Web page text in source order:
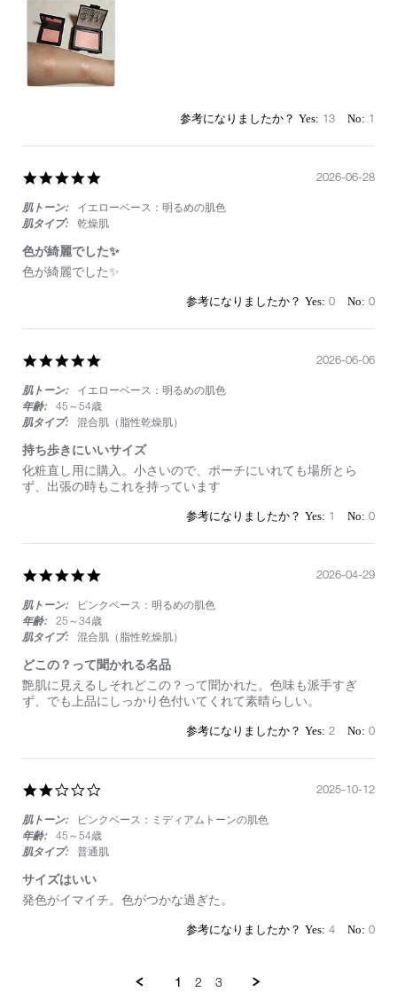
13 1
rating
肌トーン:
イエローベース：明るめの肌色
肌タイプ:
乾燥肌
色が綺麗でした✨
Review
Jun
review
綺
で
た
✨
色が綺麗でした✨
2026-06-28
0 0
rating
肌トーン:
イエローベース：明るめの肌色
年齢:
45～54歳
肌タイプ:
混合肌（脂性乾燥肌）
持ち歩きにいいサイズ
Review
by
2026
review
stating
き
い
サ
イ
ズ
化粧直し用に購入。小さいので、ポーチにいれても場所とら
ず、出張の時もこれを持っています
2026-06-06
1 0
rating
肌トーン:
ピンクベース：明るめの肌色
年齢:
25～34歳
肌タイプ:
混合肌（脂性乾燥肌）
どこの？って聞かれる名品
Review
by
2026
review
stating
っ
聞
れ
る
名
艶肌に見えるしそれどこの？って聞かれた。色味も派手すぎ
ず、でも上品にしっかり色付いてくれて素晴らしい。
2026-04-29
2 0
rating
肌トーン:
ピンクベース：ミディアムトーンの肌色
年齢:
45～54歳
肌タイプ:
普通肌
サイズはいい
Review
review
発色がイマイチ。色がつかな過ぎた。
2025-10-12
4 0
1 2 3